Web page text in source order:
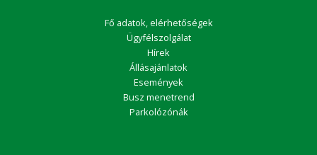
Fő adatok, elérhetőségek
Ügyfélszolgálat
Hírek
Állásajánlatok
Események
Busz menetrend
Parkolózónák